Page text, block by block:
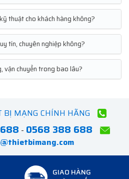
thuật cho khách hàng không?
tín, chuyên nghiệp không?
vận chuyển trong bao lâu?
BỊ MẠNG CHÍNH HÃNG
- 0568 388 688
GIAO HÀNG